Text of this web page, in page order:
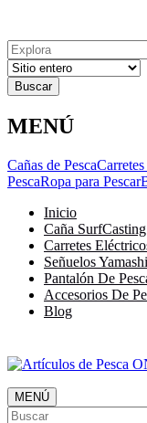
Resultados
para
MENÚ
Cañas de PescaCarretes
PescaRopa para Pescar
Inicio
Caña SurfCasting
Carretes
Señuelos
Pantalón De
Accesorios De
Blog
Artículos de Pesca
MENÚ
Buscar